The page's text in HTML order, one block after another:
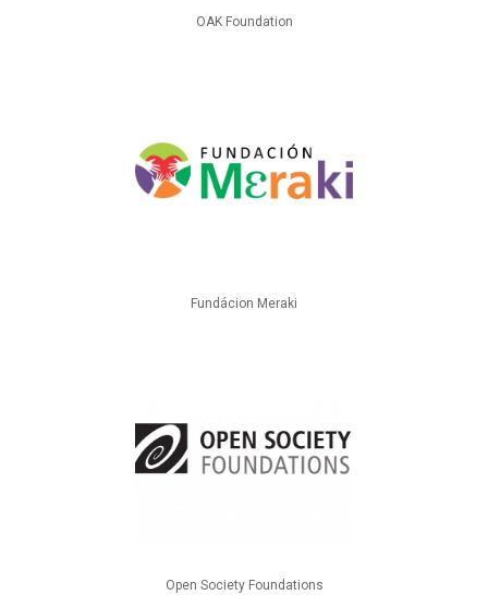
OAK Foundation
Fundácion Meraki
Open Society Foundations